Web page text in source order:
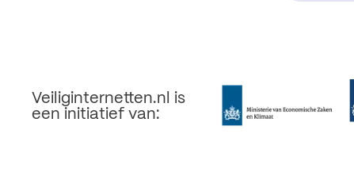
Veiliginternetten.nl is
een initiatief van: